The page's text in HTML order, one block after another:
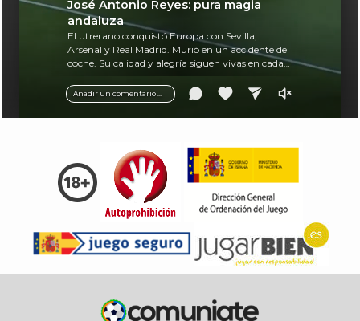
Añadir un comentario ...
José Antonio Reyes: pura magia
andaluza
El utrerano conquistó Europa con Sevilla,
Arsenal y Real Madrid. Murió en un accidente de
coche. Su calidad y alegría siguen vivas en cada